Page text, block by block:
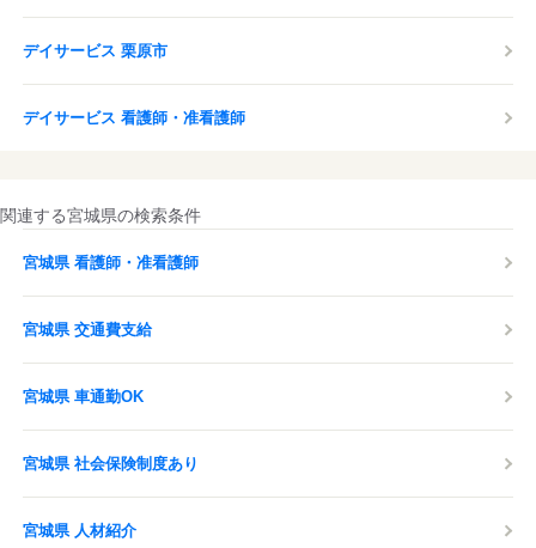
デイサービス 栗原市
デイサービス 看護師・准看護師
関連する宮城県の検索条件
宮城県 看護師・准看護師
宮城県 交通費支給
宮城県 車通勤OK
宮城県 社会保険制度あり
宮城県 人材紹介